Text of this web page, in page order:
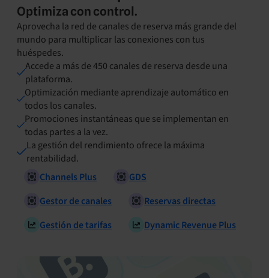
Optimiza con control.
Aprovecha la red de canales de reserva más grande del
mundo para multiplicar las conexiones con tus
huéspedes.
Accede a más de 450 canales de reserva desde una
plataforma.
Optimización mediante aprendizaje automático en
todos los canales.
Promociones instantáneas que se implementan en
todas partes a la vez.
La gestión del rendimiento ofrece la máxima
rentabilidad.
Channels Plus
GDS
Gestor de canales
Reservas directas
Gestión de tarifas
Dynamic Revenue Plus